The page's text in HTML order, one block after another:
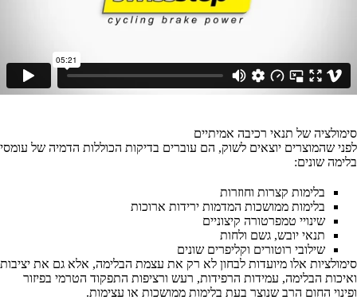
סימולציה של תנאי רכיבה אמיתיים
לפני שהמוצרים יוצאים לשוק, הם עוברים בדיקות הכוללות הדמיה של עומסי
בלימה שונים:
בלימות קצרות וחוזרות
בלימות ממושכות המדמות ירידות ארוכות
שינויי טמפרטורה קיצוניים
תנאי יובש, גשם ולחות
שילובי רוטורים וקליפרים שונים
סימולציות אלו מיועדות לבחון לא רק את עצמת הבלימה, אלא גם את יציבות
ואיכות הבלימה, עמידות הרפידות, רעש ורציפות התפקוד הטרמי בפיזור
ופינוי החום הרב שנוצר בעת בלימות ממושכות או עצימות.